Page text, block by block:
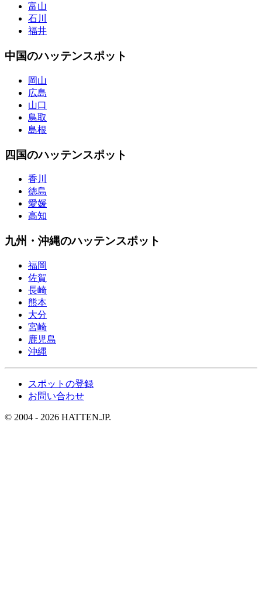
富山
石川
福井
中国のハッテンスポット
岡山
広島
山口
鳥取
島根
四国のハッテンスポット
香川
徳島
愛媛
高知
九州・沖縄のハッテンスポット
福岡
佐賀
長崎
熊本
大分
宮崎
鹿児島
沖縄
スポットの登録
お問い合わせ
© 2004 - 2026 HATTEN.JP.